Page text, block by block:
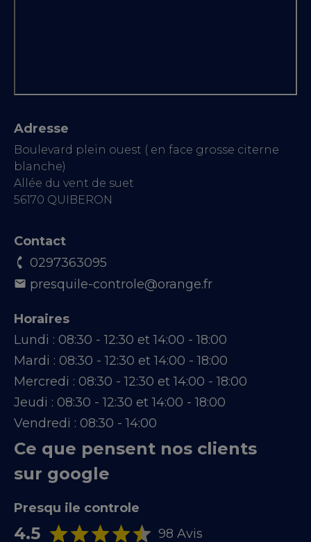
Adresse
Boulevard plein ouest ( en face grosse citerne
blanche)
Allée du vent de suet
56170 QUIBERON
Contact
0297363095
presquile-controle@orange.fr
Horaires
Lundi : 08:30 - 12:30 et 14:00 - 18:00
Mardi : 08:30 - 12:30 et 14:00 - 18:00
Mercredi : 08:30 - 12:30 et 14:00 - 18:00
Jeudi : 08:30 - 12:30 et 14:00 - 18:00
Vendredi : 08:30 - 14:00
Ce que pensent nos clients
sur google
Presqu ile controle
4.5 98 Avis